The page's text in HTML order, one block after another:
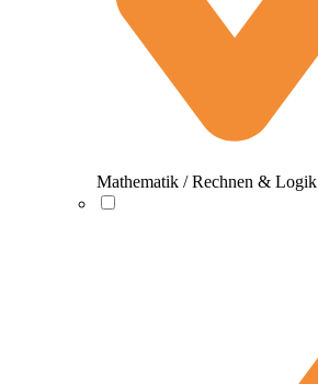
Mathematik / Rechnen & Logik